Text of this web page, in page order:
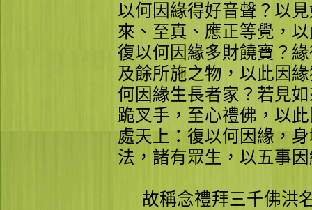
以何因緣得好音聲？以
來、至真、應正等覺，
復以何因緣多財饒寶？
及餘所施之物，以此因
何因緣生長者家？若見
跪叉手，至心禮佛，以
處天上：復以何因緣，
法，諸有眾生，以五事
故稱念禮拜三千佛洪